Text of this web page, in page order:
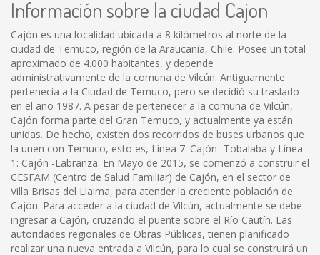
Información sobre la ciudad Cajon
Cajón es una localidad ubicada a 8 kilómetros al norte de la
ciudad de Temuco, región de la Araucanía, Chile. Posee un total
aproximado de 4.000 habitantes, y depende
administrativamente de la comuna de Vilcún. Antiguamente
pertenecía a la Ciudad de Temuco, pero se decidió su traslado
en el año 1987. A pesar de pertenecer a la comuna de Vilcún,
Cajón forma parte del Gran Temuco, y actualmente ya están
unidas. De hecho, existen dos recorridos de buses urbanos que
la unen con Temuco, esto es, Línea 7: Cajón- Tobalaba y Línea
1: Cajón -Labranza. En Mayo de 2015, se comenzó a construir el
CESFAM (Centro de Salud Familiar) de Cajón, en el sector de
Villa Brisas del Llaima, para atender la creciente población de
Cajón. Para acceder a la ciudad de Vilcún, actualmente se debe
ingresar a Cajón, cruzando el puente sobre el Río Cautín. Las
autoridades regionales de Obras Públicas, tienen planificado
realizar una nueva entrada a Vilcún, para lo cual se construirá un